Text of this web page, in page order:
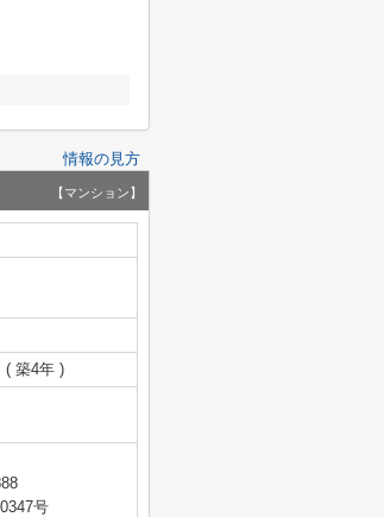
情報の見方
【マンション】
( 築4年 )
号